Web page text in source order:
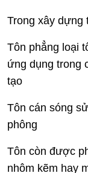
Trong xây dựng
Tôn phẳng loại
ứng dụng trong
tạo
Tôn cán sóng
phông
Tôn còn được
nhôm kẽm hay